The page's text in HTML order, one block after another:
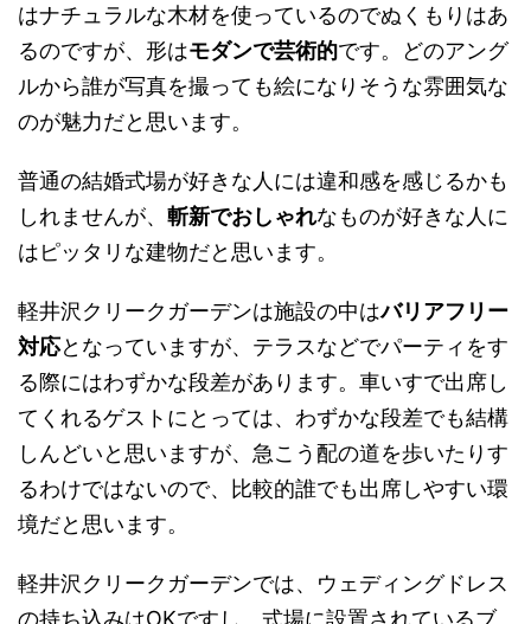
はナチュラルな木材を使っているのでぬくもりはあ
るのですが、形はモダンで芸術的です。どのアング
ルから誰が写真を撮っても絵になりそうな雰囲気な
のが魅力だと思います。
普通の結婚式場が好きな人には違和感を感じるかも
しれませんが、 斬新でおしゃれなものが好きな人に
はピッタリな建物だと思います。
軽井沢クリークガーデンは施設の中はバリアフリー
対応となっていますが、テラスなどでパーティをす
る際にはわずかな段差があります。車いすで出席し
てくれるゲストにとっては、わずかな段差でも結構
しんどいと思いますが、急こう配の道を歩いたりす
るわけではないので、比較的誰でも出席しやすい環
境だと思います。
軽井沢クリークガーデンでは、ウェディングドレス
の持ち込みはOKですし、式場に設置されているブ